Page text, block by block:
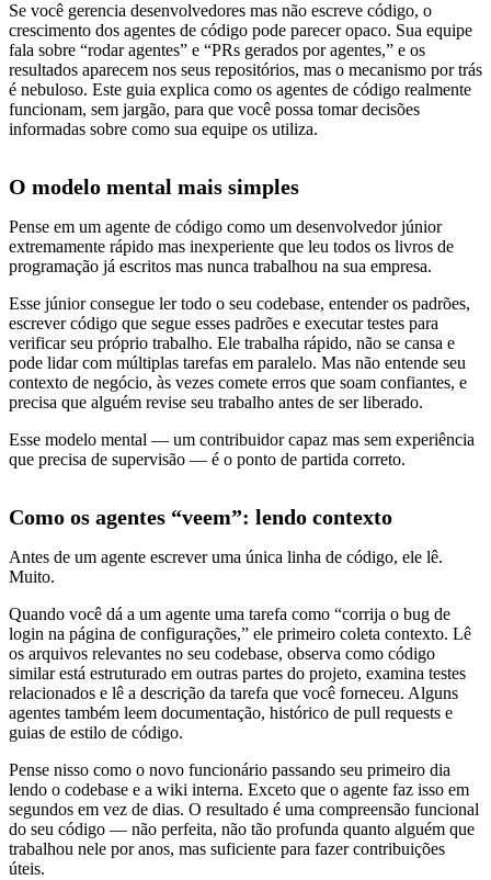
Se você gerencia desenvolvedores mas não escreve código, o
crescimento dos agentes de código pode parecer opaco. Sua equipe
fala sobre “rodar agentes” e “PRs gerados por agentes,” e os
resultados aparecem nos seus repositórios, mas o mecanismo por trás
é nebuloso. Este guia explica como os agentes de código realmente
funcionam, sem jargão, para que você possa tomar decisões
informadas sobre como sua equipe os utiliza.
O modelo mental mais simples
Pense em um agente de código como um desenvolvedor júnior
extremamente rápido mas inexperiente que leu todos os livros de
programação já escritos mas nunca trabalhou na sua empresa.
Esse júnior consegue ler todo o seu codebase, entender os padrões,
escrever código que segue esses padrões e executar testes para
verificar seu próprio trabalho. Ele trabalha rápido, não se cansa e
pode lidar com múltiplas tarefas em paralelo. Mas não entende seu
contexto de negócio, às vezes comete erros que soam confiantes, e
precisa que alguém revise seu trabalho antes de ser liberado.
Esse modelo mental — um contribuidor capaz mas sem experiência
que precisa de supervisão — é o ponto de partida correto.
Como os agentes “veem”: lendo contexto
Antes de um agente escrever uma única linha de código, ele lê.
Muito.
Quando você dá a um agente uma tarefa como “corrija o bug de
login na página de configurações,” ele primeiro coleta contexto. Lê
os arquivos relevantes no seu codebase, observa como código
similar está estruturado em outras partes do projeto, examina testes
relacionados e lê a descrição da tarefa que você forneceu. Alguns
agentes também leem documentação, histórico de pull requests e
guias de estilo de código.
Pense nisso como o novo funcionário passando seu primeiro dia
lendo o codebase e a wiki interna. Exceto que o agente faz isso em
segundos em vez de dias. O resultado é uma compreensão funcional
do seu código — não perfeita, não tão profunda quanto alguém que
trabalhou nele por anos, mas suficiente para fazer contribuições
úteis.